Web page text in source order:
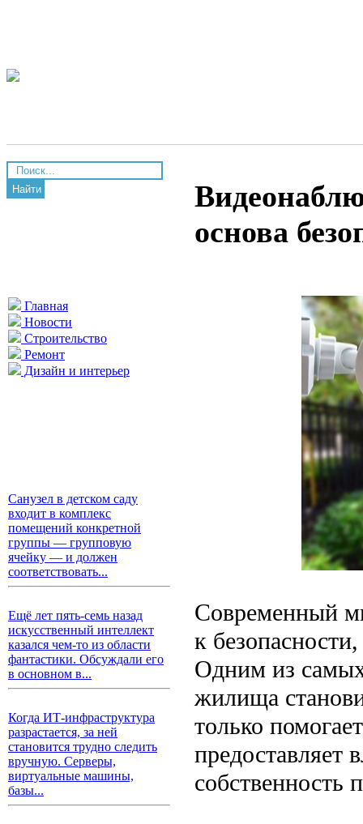
Найти
Главная
Новости
Строительство
Ремонт
Дизайн и интерьер
Санузел в детском саду
входит в комплекс
помещений конкретной
группы — групповую
ячейку — и должен
соответствовать...
Ещё лет пять-семь назад
искусственный интеллект
казался чем-то из области
фантастики. Обсуждали его
в основном в...
Когда ИТ-инфраструктура
разрастается, за ней
становится трудно следить
вручную. Серверы,
виртуальные машины,
базы...
основа
Современный
к
Одним из
жилища
только
предоставляет
собственность